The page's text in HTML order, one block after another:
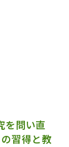
を問い直
習得と教